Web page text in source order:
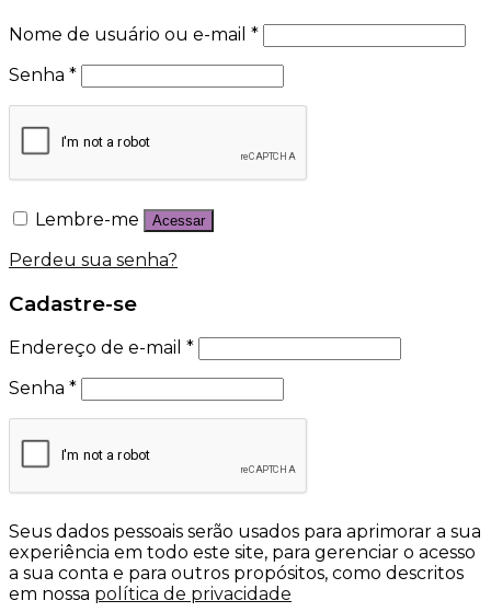
Nome de usuário ou e-mail *
Senha *
Lembre-me Acessar
Perdeu sua senha?
Cadastre-se
Endereço de e-mail *
Senha *
Seus dados pessoais serão usados para aprimorar a sua
experiência em todo este site, para gerenciar o acesso
a sua conta e para outros propósitos, como descritos
em nossa política de privacidade